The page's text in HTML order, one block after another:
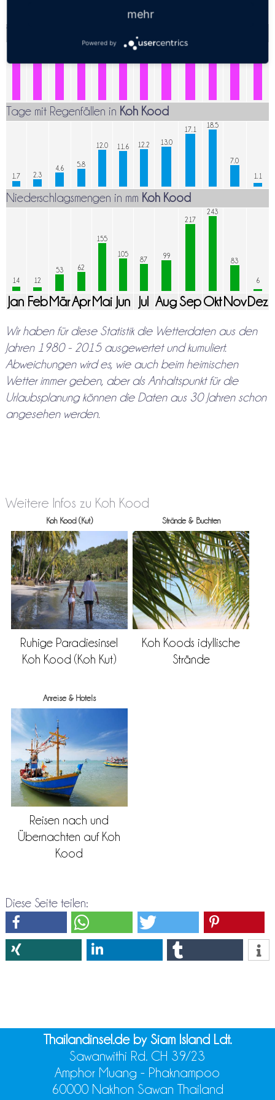
26.4 26.5 26.5 26.0 26.0
Tage mit Regenfällen in Koh Kood
1.7 2.3
4.6 5.8
12.0 11.6 12.2 13.0
17.1
18.5
7.0
1.1
Niederschlagsmengen in mm Koh Kood
14 12
53 62
155
105
87 99
217
243
83
6
Jan Feb MärApr Mai Jun Jul AugSepOkt Nov Dez
Wir haben für diese Statistik die Wetterdaten aus den
Jahren 1980 - 2015 ausgewertet und kumuliert.
Abweichungen wird es, wie auch beim heimischen
Wetter immer geben, aber als Anhaltspunkt für die
Urlaubsplanung können die Daten aus 30 Jahren schon
angesehen werden.
Weitere Infos zu Koh Kood
Koh Kood (Kut)
Ruhige Paradiesinsel
Koh Kood (Koh Kut)
Strände & Buchten
Koh Koods idyllische
Strände
Anreise & Hotels
Reisen nach und
Übernachten auf Koh
Kood
Diese Seite teilen:
Thailandinsel.de by Siam Island Ldt.
Sawanwithi Rd. CH 39/23
Amphor Muang - Phaknampoo
60000 Nakhon Sawan Thailand
mehr
Powered by